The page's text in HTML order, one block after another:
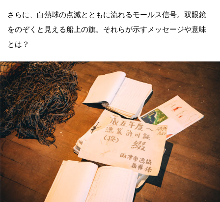
さらに、白熱球の点滅とともに流れるモールス信号。双眼鏡
をのぞくと見える船上の旗。それらが示すメッセージや意味
とは？